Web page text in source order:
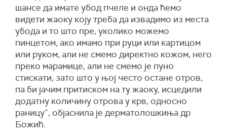
шансе да имате убод пчеле и онда ћемо
видети жаоку коју треба да извадимо из места
убода и то што пре, уколико можемо
пинцетом, ако имамо при руци или картицом
или руком, али не смемо директно кожом, него
преко марамице, али не смемо је пуно
стискати, зато што у њој често остане отров,
па би јачим притиском на ту жаоку, исцедили
додатну количину отрова у крв, односно
раницу”, објаснила је дерматолошкиња др
Божић.